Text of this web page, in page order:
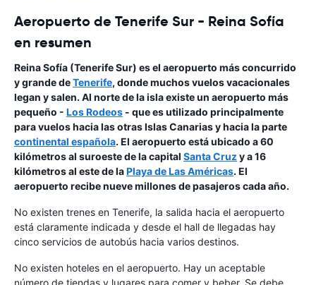
Aeropuerto de Tenerife Sur - Reina Sofía
en resumen
Reina Sofía (Tenerife Sur) es el aeropuerto más concurrido
y grande deTenerife, donde muchos vuelos vacacionales
legan y salen. Al norte de la isla existe un aeropuerto más
pequeño - Los Rodeos - que es utilizado principalmente
para vuelos hacia las otrasIslas Canariasy hacia la parte
continental española. El aeropuerto está ubicado a 60
kilómetros al suroeste de la capital Santa Cruzy a 16
kilómetros al este de laPlaya de Las Américas. El
aeropuerto recibe nueve millones de pasajeros cada año.
No existen trenes en Tenerife, la salida hacia el aeropuerto
está claramente indicada y desde el hall de llegadas hay
cinco servicios de autobús hacia varios destinos.
No existen hoteles en el aeropuerto. Hay un aceptable
número de tiendas y lugares para comer y beber. Se debe